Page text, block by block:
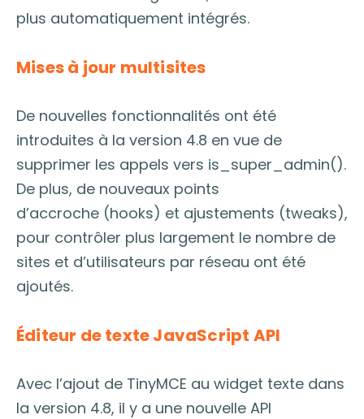
plus automatiquement intégrés.
Mises à jour multisites
De nouvelles fonctionnalités ont été
introduites à la version 4.8 en vue de
supprimer les appels vers is_super_admin().
De plus, de nouveaux points
d’accroche (hooks) et ajustements (tweaks),
pour contrôler plus largement le nombre de
sites et d’utilisateurs par réseau ont été
ajoutés.
Éditeur de texte JavaScript API
Avec l’ajout de TinyMCE au widget texte dans
la version 4.8, il y a une nouvelle API